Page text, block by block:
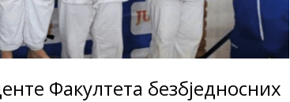
Факултета безбједносних